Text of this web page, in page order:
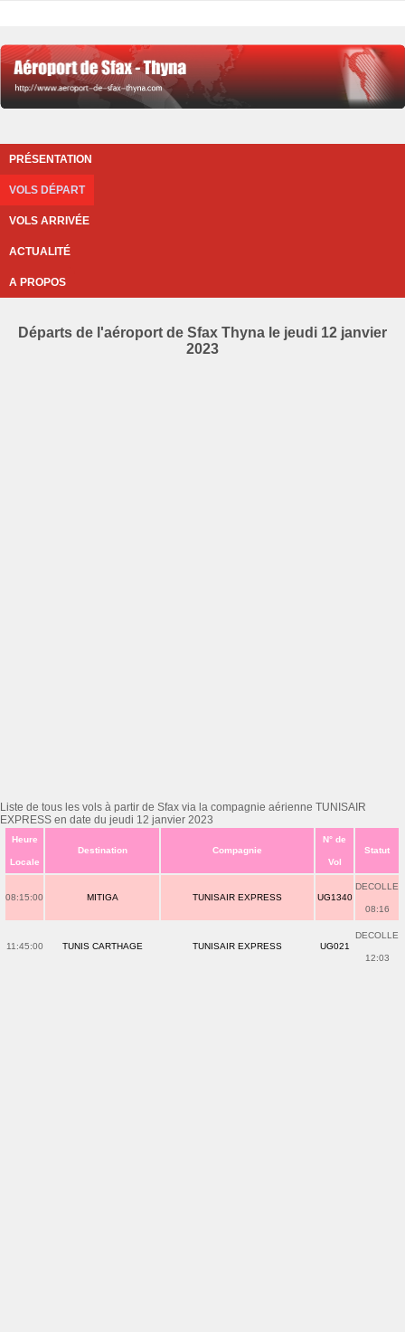
PRÉSENTATION
VOLS DÉPART
VOLS ARRIVÉE
ACTUALITÉ
A PROPOS
Départs de l'aéroport de Sfax Thyna le jeudi 12 janvier
2023
Liste de tous les vols à partir de Sfax via la compagnie aérienne TUNISAIR
EXPRESS en date du jeudi 12 janvier 2023
Heure
Locale
Destination Compagnie
N° de
Vol
Statut
08:15:00 MITIGA TUNISAIR EXPRESS UG1340
DECOLLE
08:16
11:45:00 TUNIS CARTHAGE TUNISAIR EXPRESS UG021
DECOLLE
12:03